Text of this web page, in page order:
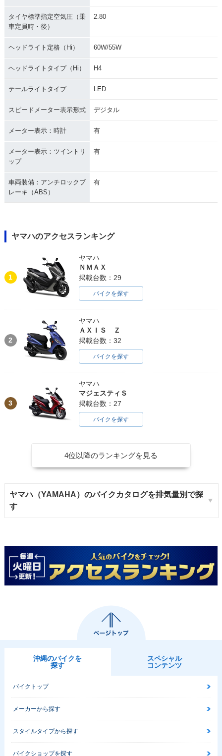
タイヤ標準指定空気圧（乗
車定員時・後）
2.80
ヘッドライト定格（Hi） 60W/55W
ヘッドライトタイプ（Hi） H4
テールライトタイプ LED
スピードメーター表示形式 デジタル
メーター表示：時計 有
メーター表示：ツイントリ
ップ
有
車両装備：アンチロックブ
レーキ（ABS）
有
ヤマハのアクセスランキング
1
ヤマハ
ＮＭＡＸ
掲載台数：29
バイクを探す
2
ヤマハ
ＡＸＩＳ Ｚ
掲載台数：32
バイクを探す
3
ヤマハ
マジェスティＳ
掲載台数：27
バイクを探す
4位以降のランキングを見る
ヤマハ（YAMAHA）のバイクカタログを排気量別で探
す
沖縄のバイクを
探す
スペシャル
コンテンツ
バイクトップ
メーカーから探す
スタイルタイプから探す
バイクショップを探す